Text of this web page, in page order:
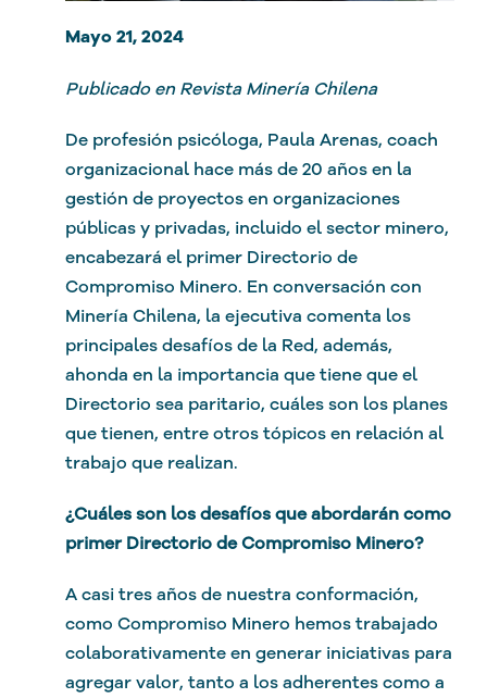
Mayo 21, 2024
Publicado en Revista Minería Chilena
De profesión psicóloga, Paula Arenas, coach
organizacional hace más de 20 años en la
gestión de proyectos en organizaciones
públicas y privadas, incluido el sector minero,
encabezará el primer Directorio de
Compromiso Minero. En conversación con
Minería Chilena, la ejecutiva comenta los
principales desafíos de la Red, además,
ahonda en la importancia que tiene que el
Directorio sea paritario, cuáles son los planes
que tienen, entre otros tópicos en relación al
trabajo que realizan.
¿Cuáles son los desafíos que abordarán como
primer Directorio de Compromiso Minero?
A casi tres años de nuestra conformación,
como Compromiso Minero hemos trabajado
colaborativamente en generar iniciativas para
agregar valor, tanto a los adherentes como a